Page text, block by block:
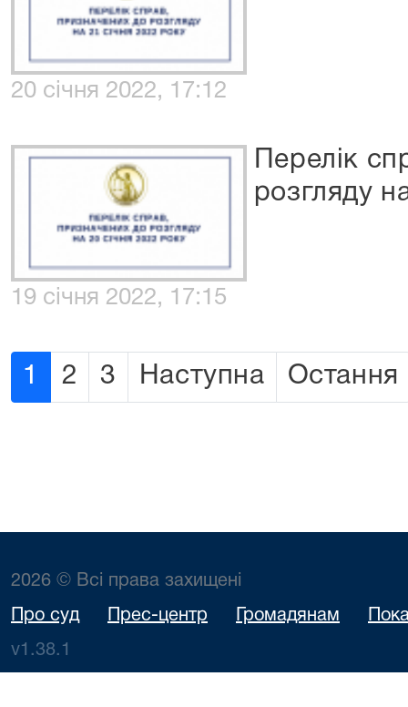
20 січня 2022, 17:12
Перелік
розгляду
19 січня 2022, 17:15
1 2 3 Наступна Остання
2026 © Всі права захищені
Про суд Прес-центр Громадянам
v1.38.1